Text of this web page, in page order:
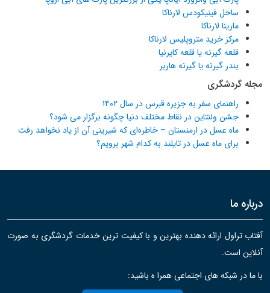
ساحل فینیکودس لارناکا
مارینا لارناکا
مرکز خرید متروپلیس لارناکا
قلعه گیرنه یا قلعه کایرنیا
بندر گیرنه یا گیرنه هاربر
مجله گردشگری
راهنمای سفر به جزیره قبرس در سال ۱۴۰۲
جشن ولنتاین در نقاط مختلف دنیا چگونه برگزار می شود؟
ماه عسل در ارمنستان – خاطره‌ای که شیرینی آن از یاد نخواهد رفت
برای ماه عسل در تایلند به کدام شهر برویم؟
درباره ما
آفتاب تراول ارائه دهنده بهترین و با کیفیت ترین خدمات گردشگری به صورت
آنلاین است.
با ما در شبکه های اجتماعی همرا ه باشید: